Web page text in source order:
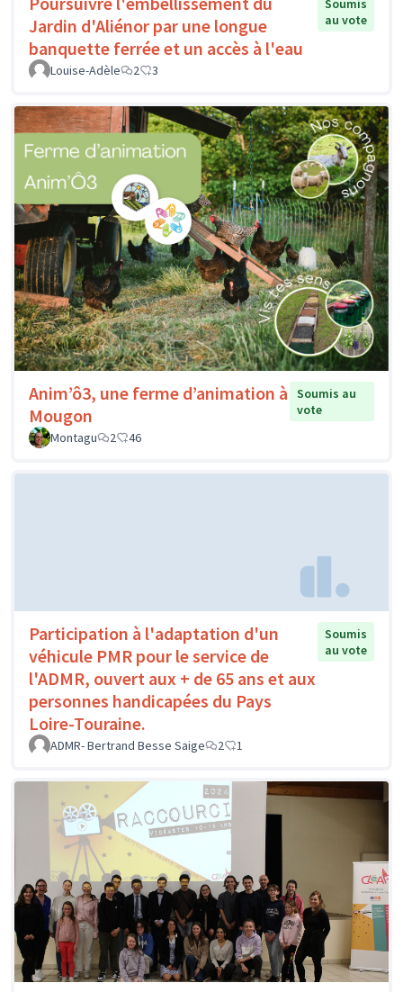
Jardin d'Aliénor par une longue
banquette ferrée et un accès à l'eau
Soumis
au vote
Louise-Adèle 2 3
Anim’ô3, une ferme d’animation à
Mougon
Soumis au
vote
Montagu
2 46
Participation à l'adaptation d'un
véhicule PMR pour le service de
l'ADMR, ouvert aux + de 65 ans et aux
personnes handicapées du Pays
Loire-Touraine.
Soumis
au vote
ADMR- Bertrand Besse Saige 2 1